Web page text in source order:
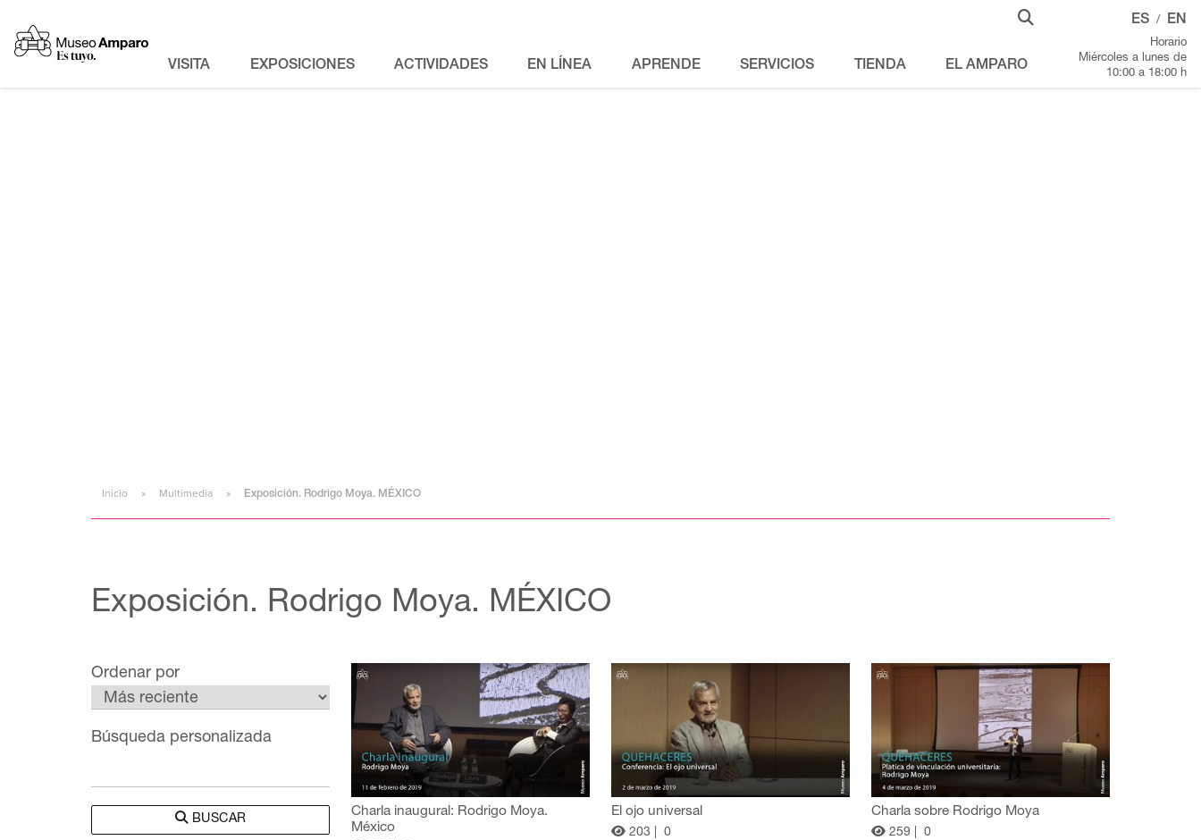
VISITA EXPOSICIONES ACTIVIDADES EN LÍNEA APRENDE SERVICIOS TIENDA EL AMPARO
ES / EN
Horario
Miércoles a lunes de
10:00 a 18:00 h
Inicio Multimedia Exposición. Rodrigo Moya. MÉXICO
Exposición. Rodrigo Moya. MÉXICO
Ordenar por
Búsqueda personalizada
BUSCAR
Charla inaugural: Rodrigo Moya.
México
El ojo universal
203 | 0
Charla sobre Rodrigo Moya
259 | 0